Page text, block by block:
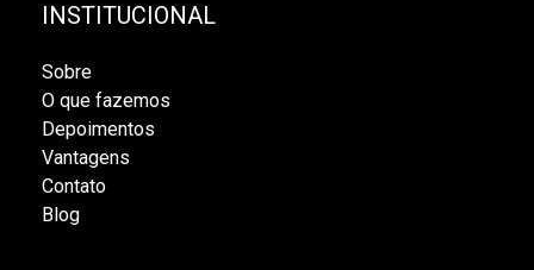
INSTITUCIONAL
Sobre
O que fazemos
Depoimentos
Vantagens
Contato
Blog